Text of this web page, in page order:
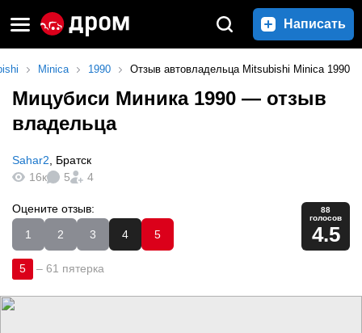
Написать
Minica 1990 Отзыв автовладельца Mitsubishi Minica 1990
Мицубиси Миника 1990 — отзыв
владельца
Sahar2
Братск
16к
5 4
Оцените отзыв:
1
2 3 4 5
88
голосов
4.5
5 – 61 пятерка